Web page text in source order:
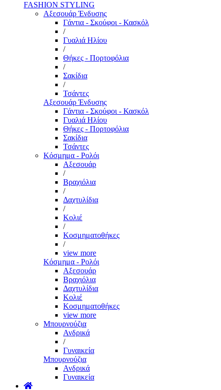
FASHION STYLING
Αξεσουάρ Ένδυσης
Γάντια - Σκούφοι - Κασκόλ
/
Γυαλιά Ηλίου
/
Θήκες - Πορτοφόλια
/
Σακίδια
/
Τσάντες
Αξεσουάρ Ένδυσης
Γάντια - Σκούφοι - Κασκόλ
Γυαλιά Ηλίου
Θήκες - Πορτοφόλια
Σακίδια
Τσάντες
Κόσμημα - Ρολόι
Αξεσουάρ
/
Βραχιόλια
/
Δαχτυλίδια
/
Κολιέ
/
Κοσμηματοθήκες
/
view more
Κόσμημα - Ρολόι
Αξεσουάρ
Βραχιόλια
Δαχτυλίδια
Κολιέ
Κοσμηματοθήκες
view more
Μπουρνούζια
Ανδρικά
/
Γυναικεία
Μπουρνούζια
Ανδρικά
Γυναικεία